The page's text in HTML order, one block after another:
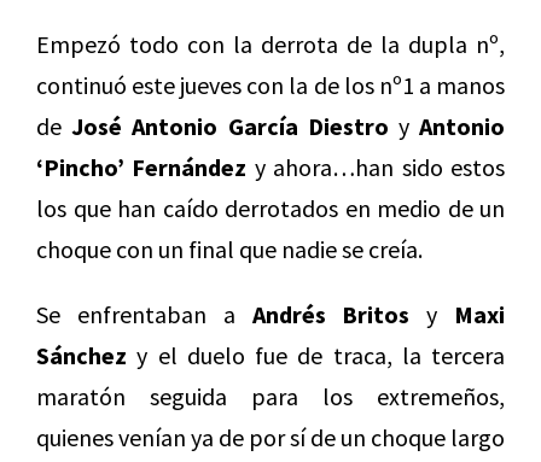
Empezó todo con la derrota de la dupla nº,
continuó este jueves con la de los nº1 a manos
deJosé Antonio García Diestro yAntonio
‘Pincho’ Fernández y ahora…han sido estos
los que han caído derrotados en medio de un
choque con un final que nadie se creía.
Se enfrentaban a Andrés Britos y Maxi
Sánchez y el duelo fue de traca, la tercera
maratón seguida para los extremeños,
quienes venían ya de por sí de un choque largo